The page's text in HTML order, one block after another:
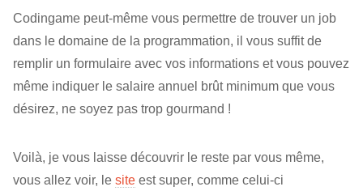
Codingame peut-même vous permettre de trouver un job
dans le domaine de la programmation, il vous suffit de
remplir un formulaire avec vos informations et vous pouvez
même indiquer le salaire annuel brût minimum que vous
désirez, ne soyez pas trop gourmand !
Voilà, je vous laisse découvrir le reste par vous même,
vous allez voir, le site est super, comme celui-ci